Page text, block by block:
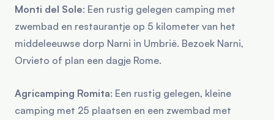
Monti del Sole: Een rustig gelegen camping met
zwembad en restaurantje op 5 kilometer van het
middeleeuwse dorp Narni in Umbrië. Bezoek Narni,
Orvieto of plan een dagje Rome.
Agricamping Romita: Een rustig gelegen, kleine
camping met 25 plaatsen en een zwembad met